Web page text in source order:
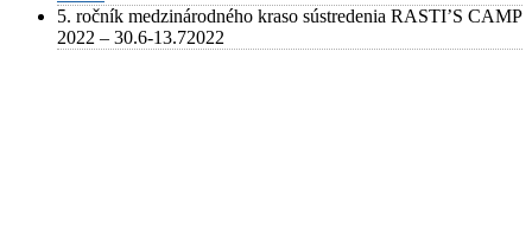
5. ročník medzinárodného kraso sústredenia RASTI’S CAMP
2022 – 30.6-13.72022